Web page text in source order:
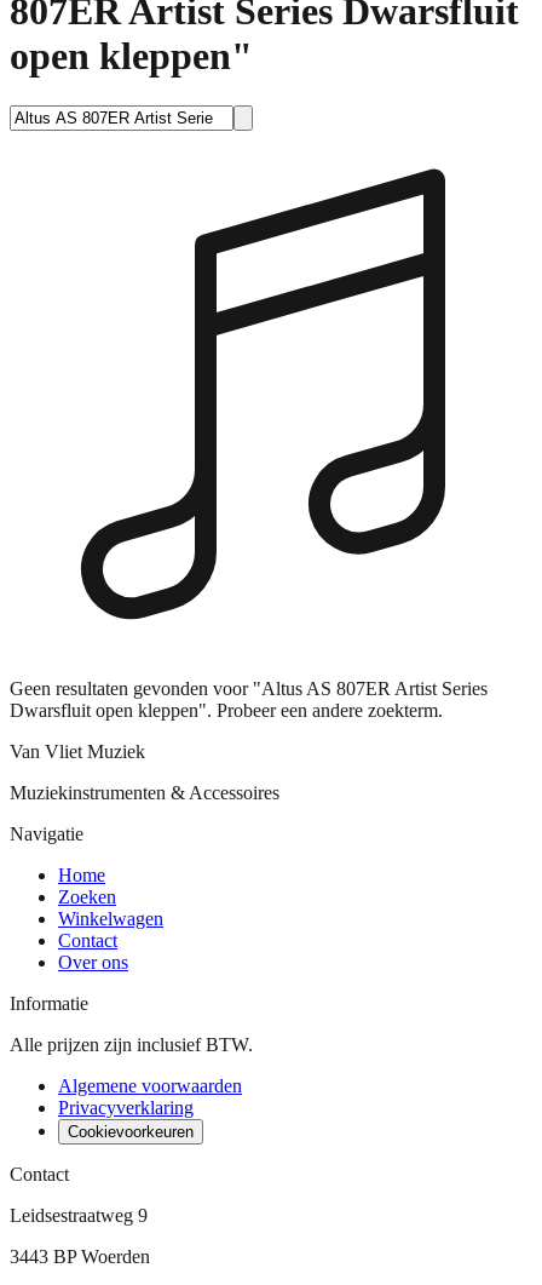
807ER Artist Series Dwarsfluit
open kleppen"
Geen resultaten gevonden voor "Altus AS 807ER Artist Series
Dwarsfluit open kleppen". Probeer een andere zoekterm.
Van Vliet Muziek
Muziekinstrumenten & Accessoires
Navigatie
Home
Zoeken
Winkelwagen
Contact
Over ons
Informatie
Alle prijzen zijn inclusief BTW.
Algemene voorwaarden
Privacyverklaring
Cookievoorkeuren
Contact
Leidsestraatweg 9
3443 BP Woerden